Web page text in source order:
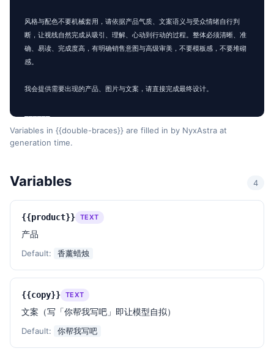
风格与配色不要机械套用，请依据产品气质、文案语义与受众情绪自行判
断，让视线自然完成从吸引、理解、心动到行动的过程。整体必须清晰、准
确、易读、完成度高，有明确销售意图与高级审美，不要模板感，不要堆砌
感。
我会提供需要出现的产品、图片与文案，请直接完成最终设计。
——————
产品： {{product}}
文案： {{copy}}
Variables in {{double-braces}} are filled in by NyxAstra at
generation time.
Variables 4
{{product}} TEXT
产品
Default: 香薰蜡烛
{{copy}} TEXT
文案（写「你帮我写吧」即让模型自拟）
Default: 你帮我写吧